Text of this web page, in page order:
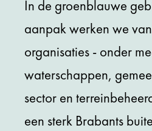
In de groenblauwe
aanpak werken we
organisaties - onder
waterschappen,
sector en
een sterk Brabants